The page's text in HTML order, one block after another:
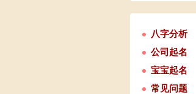
八字分析
公司起名
宝宝起名
常见问题